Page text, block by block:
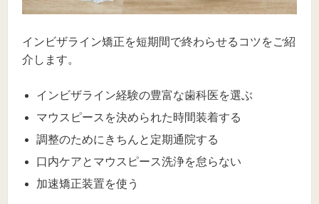
インビザライン矯正を短期間で終わらせるコツをご紹
介します。
インビザライン経験の豊富な歯科医を選ぶ
マウスピースを決められた時間装着する
調整のためにきちんと定期通院する
口内ケアとマウスピース洗浄を怠らない
加速矯正装置を使う